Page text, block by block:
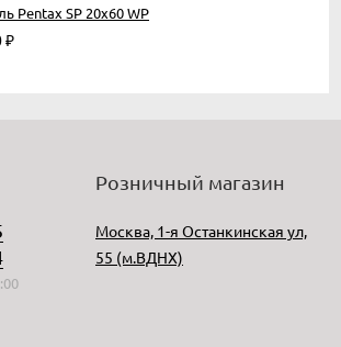
Pentax SP 20х60 WP
₽
Розничный магазин
Москва, 1-я Останкинская ул,
55 (м.ВДНХ)